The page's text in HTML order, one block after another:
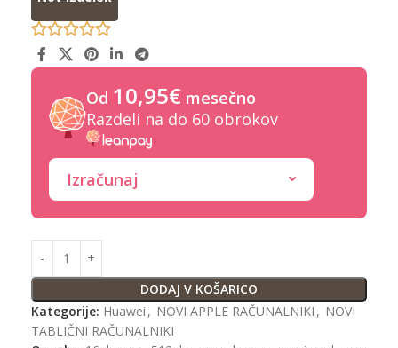
Od 10,95€mesečno
Razdeli na do 60 obrokov
Izračunaj
DODAJ V KOŠARICO
Kategorije: Huawei , NOVI APPLE RAČUNALNIKI , NOVI
TABLIČNI RAČUNALNIKI